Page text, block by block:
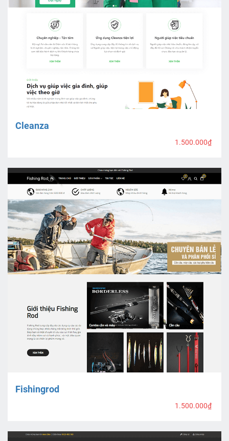
Cleanza
1.500.000₫
Fishingrod
1.500.000₫